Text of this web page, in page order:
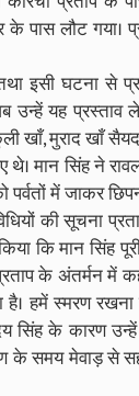
पास लौट गया।
इसी घटना से
उन्हें यह प्रस्ताव
खाँ, मुराद खाँ सैयद
थे। मान सिंह ने
में जाकर
की सूचना
कि मान सिंह
के अंतर्मन में
हमें स्मरण रखना
सिंह के कारण
के समय मेवाड़ से